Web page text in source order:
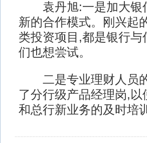
袁丹旭:一是加大银
新的合作模式。刚兴起
类投资项目,都是银行
们也想尝试。
二是专业理财人员的
了分行级产品经理岗,
和总行新业务的及时培